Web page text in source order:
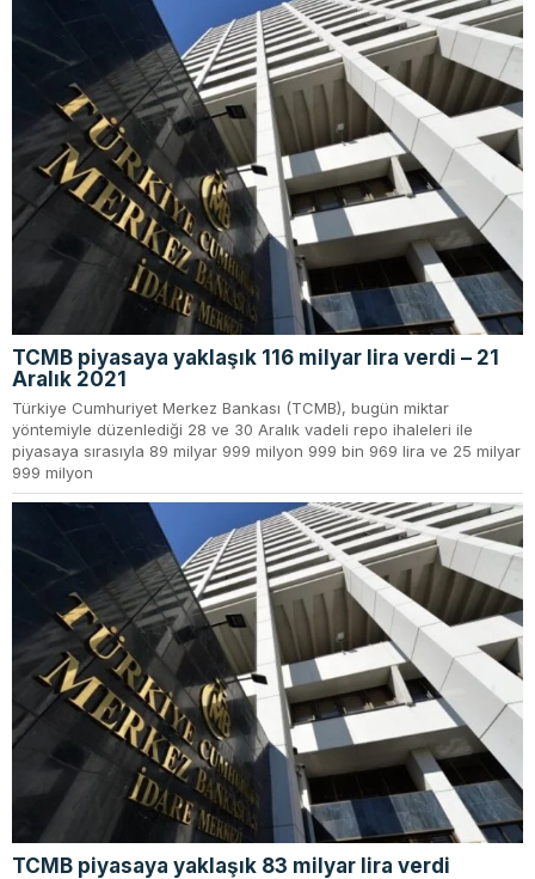
TCMB piyasaya yaklaşık 116 milyar lira verdi – 21
Aralık 2021
Türkiye Cumhuriyet Merkez Bankası (TCMB), bugün miktar
yöntemiyle düzenlediği 28 ve 30 Aralık vadeli repo ihaleleri ile
piyasaya sırasıyla 89 milyar 999 milyon 999 bin 969 lira ve 25 milyar
999 milyon
TCMB piyasaya yaklaşık 83 milyar lira verdi